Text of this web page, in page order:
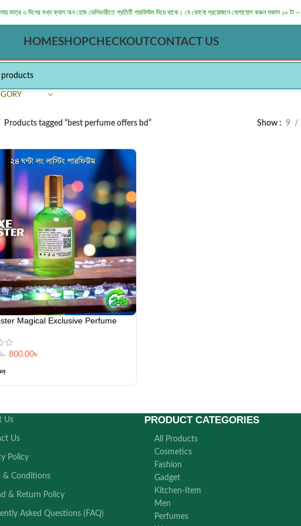
মাত্র ৩ দিনের মধ্য ক্যাশ অন হোম ডেলিভারীতে প্রতিটি পারফিউম দিয়ে থাকে। যে কোনো প্রয়োজনে যোগাযোগ করুন সকাল ১০ টা –
HOMESHOPCHECKOUTCONTACT US
Products tagged “best perfume offers bd” Show 9
Magical Exclusive Perfume
৳ 800.00৳
Us
Us
Policy
& Conditions
& Return Policy
Asked Questions (FAQ)
PRODUCT CATEGORIES
All Products
Cosmetics
Fashion
Gadget
Kitchen-Item
Men
Perfumes